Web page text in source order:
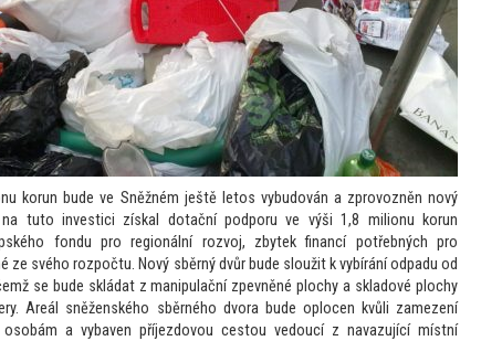
korun bude ve Sněžném ještě letos vybudován a zprovozněn nový
na tuto investici získal dotační podporu ve výši 1,8 milionu korun
fondu pro regionální rozvoj, zbytek financí potřebných pro
ze svého rozpočtu. Nový sběrný dvůr bude sloužit k vybírání odpadu od
se bude skládat z manipulační zpevněné plochy a skladové plochy
Areál sněženského sběrného dvora bude oplocen kvůli zamezení
a vybaven příjezdovou cestou vedoucí z navazující místní